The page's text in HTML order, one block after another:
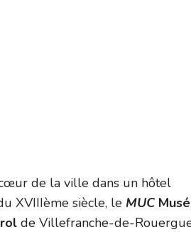
de la ville dans un hôtel
XVIIIème siècle, le MUC
de Villefranche-de-